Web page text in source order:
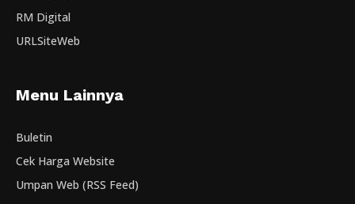
RM Digital
URLSiteWeb
Menu Lainnya
Buletin
Cek Harga Website
Umpan Web (RSS Feed)